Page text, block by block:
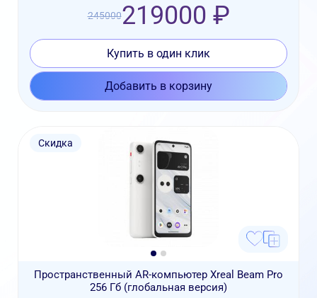
245000219000 ₽
Купить в один клик
Добавить в корзину
Скидка
Пространственный AR-компьютер Xreal Beam Pro
256 Гб (глобальная версия)